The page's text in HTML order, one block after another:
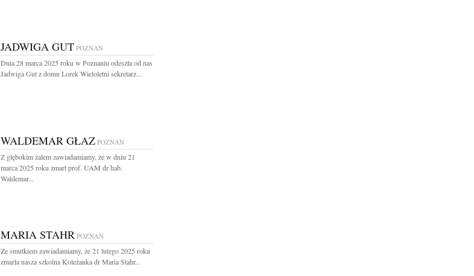
JADWIGA GUT POZNAŃ
Dnia 28 marca 2025 roku w Poznaniu odeszła od nas
Jadwiga Gut z domu Lorek Wieloletni sekretarz...
WALDEMAR GŁAZ POZNAŃ
Z głębokim żalem zawiadamiamy, że w dniu 21
marca 2025 roku zmarł prof. UAM dr hab.
Waldemar...
MARIA STAHR POZNAŃ
Ze smutkiem zawiadamiamy, że 21 lutego 2025 roku
zmarła nasza szkolna Koleżanka dr Maria Stahr...